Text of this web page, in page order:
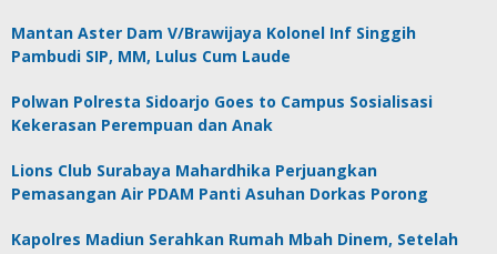
Mantan Aster Dam V/Brawijaya Kolonel Inf Singgih
Pambudi SIP, MM, Lulus Cum Laude
Polwan Polresta Sidoarjo Goes to Campus Sosialisasi
Kekerasan Perempuan dan Anak
Lions Club Surabaya Mahardhika Perjuangkan
Pemasangan Air PDAM Panti Asuhan Dorkas Porong
Kapolres Madiun Serahkan Rumah Mbah Dinem, Setelah